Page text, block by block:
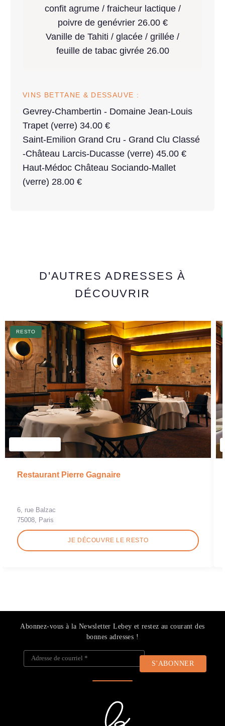
confit agrume / fraicheur lactique /
poivre de genévrier 26.00 €
Vanille de Tahiti / glacée / grillée /
feuille de tabac givrée 26.00
VINS BETTANE & DESSAUVE :
Gevrey-Chambertin - Domaine Jean-Louis
Trapet (verre) 34.00 €
Saint-Emilion Grand Cru - Grand Clu Classé
-Château Larcis-Ducasse (verre) 45.00 €
Haut-Médoc Château Sociando-Mallet
(verre) 28.00 €
D'AUTRES ADRESSES À
DÉCOUVRIR
RESTO
Restaurant Pierre Gagnaire
6, rue Balzac
75008, Paris
JE DÉCOUVRE LE RESTO
Abonnez-vous à la Newsletter Lebey et restez au courant des
bonnes adresses !
Adresse de courriel